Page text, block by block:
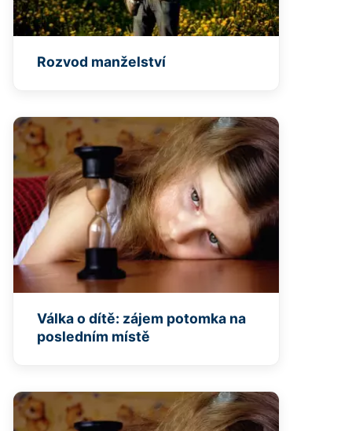
Rozvod manželství
Válka o dítě: zájem potomka na
posledním místě